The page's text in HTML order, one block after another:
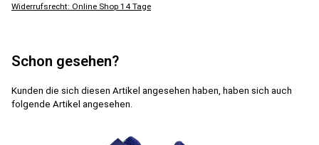
Widerrufsrecht: Online Shop 14 Tage
Schon gesehen?
Kunden die sich diesen Artikel angesehen haben, haben sich auch
folgende Artikel angesehen.